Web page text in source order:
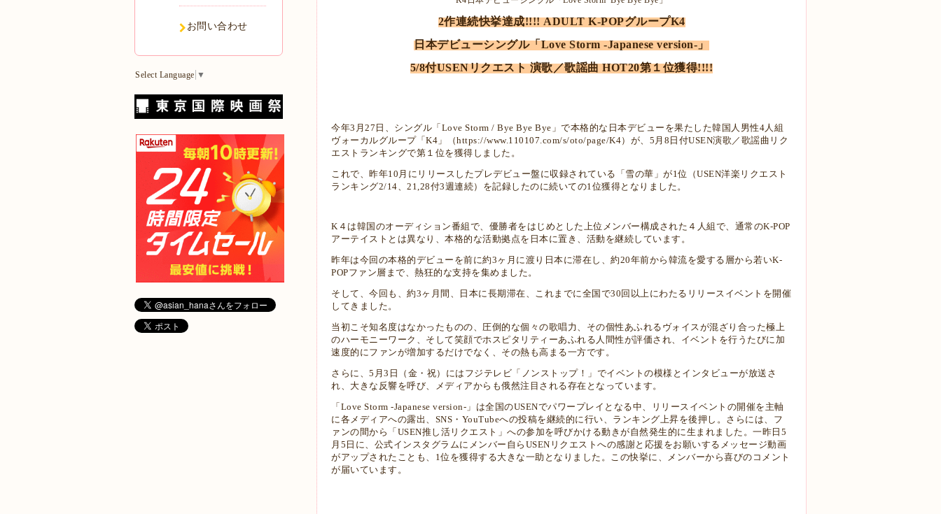
2作連続快挙達成!!!! ADULT K-POPグループK4
日本デビューシングル「Love Storm -Japanese version-」
5/8付USENリクエスト 演歌／歌謡曲 HOT20第１位獲得!!!!
今年3月27日、シングル「Love Storm / Bye Bye Bye」で本格的な日本デビューを果たした韓国人男性4人組
ヴォーカルグループ「K4」（https://www.110107.com/s/oto/page/K4）が、5月8日付USEN演歌／歌謡曲リク
エストランキングで第１位を獲得しました。
これで、昨年10月にリリースしたプレデビュー盤に収録されている「雪の華」が1位（USEN洋楽リクエスト
ランキング2/14、21,28付3週連続）を記録したのに続いての1位獲得となりました。
K４は韓国のオーディション番組で、優勝者をはじめとした上位メンバー構成された４人組で、通常のK-POP
アーテイストとは異なり、本格的な活動拠点を日本に置き、活動を継続しています。
昨年は今回の本格的デビューを前に約3ヶ月に渡り日本に滞在し、約20年前から韓流を愛する層から若いK-
POPファン層まで、熱狂的な支持を集めました。
そして、今回も、約3ヶ月間、日本に長期滞在、これまでに全国で30回以上にわたるリリースイベントを開催
してきました。
当初こそ知名度はなかったものの、圧倒的な個々の歌唱力、その個性あふれるヴォイスが混ざり合った極上
のハーモニーワーク、そして笑顔でホスピタリティーあふれる人間性が評価され、イベントを行うたびに加
速度的にファンが増加するだけでなく、その熱も高まる一方です。
さらに、5月3日（金・祝）にはフジテレビ「ノンストップ！」でイベントの模様とインタビューが放送さ
れ、大きな反響を呼び、メディアからも俄然注目される存在となっています。
「Love Storm -Japanese version-」は全国のUSENでパワープレイとなる中、リリースイベントの開催を主軸
に各メディアへの露出、SNS・YouTubeへの投稿を継続的に行い、ランキング上昇を後押し。さらには、フ
ァンの間から「USEN推し活リクエスト」への参加を呼びかける動きが自然発生的に生まれました。一昨日5
月5日に、公式インスタグラムにメンバー自らUSENリクエストへの感謝と応援をお願いするメッセージ動画
がアップされたことも、1位を獲得する大きな一助となりました。この快挙に、メンバーから喜びのコメント
が届いています。
お問い合わせ
Select Language ▼